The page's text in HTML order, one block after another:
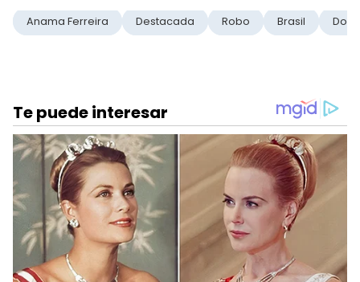
Anama Ferreira Destacada Robo Brasil Dolor